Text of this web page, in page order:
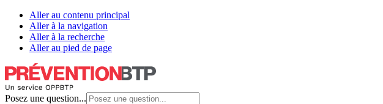
Aller au contenu principal
Aller à la navigation
Aller à la recherche
Aller au pied de page
Posez une question...